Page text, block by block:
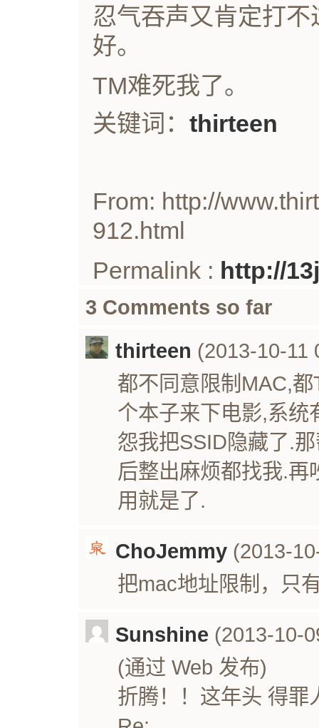
忍气吞声又肯定打
好。
TM难死我了。
关键词： thirteen
From: http://
912.html
Permalink : http://
3 Comments so far
thirteen (2013-10-11
都不同意限制MAC,
个本子来下电影,系统
怨我把SSID隐藏了.
后整出麻烦都找我.再
用就是了.
ChoJemmy (2013-
把mac地址限制，只
Sunshine (2013-10-
(通过 Web 发布)
折腾！！这年头 得罪